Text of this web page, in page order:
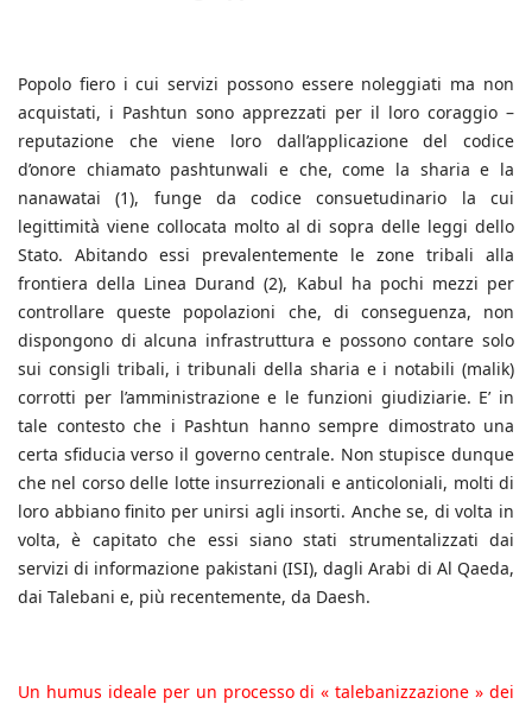
Popolo fiero i cui servizi possono essere noleggiati ma non
acquistati, i Pashtun sono apprezzati per il loro coraggio –
reputazione che viene loro dall’applicazione del codice
d’onore chiamato pashtunwali e che, come la sharia e la
nanawatai (1), funge da codice consuetudinario la cui
legittimità viene collocata molto al di sopra delle leggi dello
Stato. Abitando essi prevalentemente le zone tribali alla
frontiera della Linea Durand (2), Kabul ha pochi mezzi per
controllare queste popolazioni che, di conseguenza, non
dispongono di alcuna infrastruttura e possono contare solo
sui consigli tribali, i tribunali della sharia e i notabili (malik)
corrotti per l’amministrazione e le funzioni giudiziarie. E’ in
tale contesto che i Pashtun hanno sempre dimostrato una
certa sfiducia verso il governo centrale. Non stupisce dunque
che nel corso delle lotte insurrezionali e anticoloniali, molti di
loro abbiano finito per unirsi agli insorti. Anche se, di volta in
volta, è capitato che essi siano stati strumentalizzati dai
servizi di informazione pakistani (ISI), dagli Arabi di Al Qaeda,
dai Talebani e, più recentemente, da Daesh.
Un humus ideale per un processo di « talebanizzazione » dei